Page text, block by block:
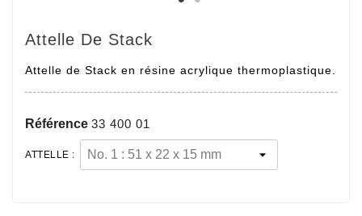
Attelle De Stack
Attelle de Stack en résine acrylique thermoplastique.
Référence 33 400 01
ATTELLE :